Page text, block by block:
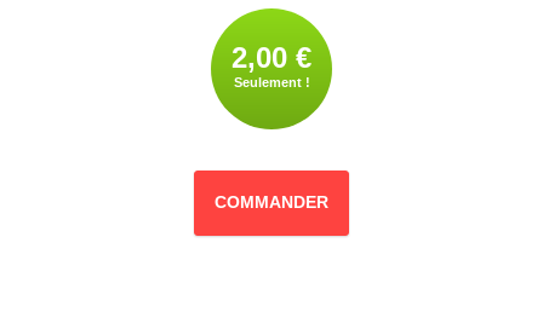
2,00 €
Seulement !
COMMANDER